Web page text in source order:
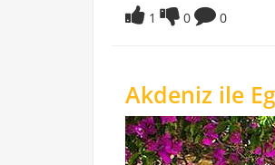
1 0 0
Akdeniz ile